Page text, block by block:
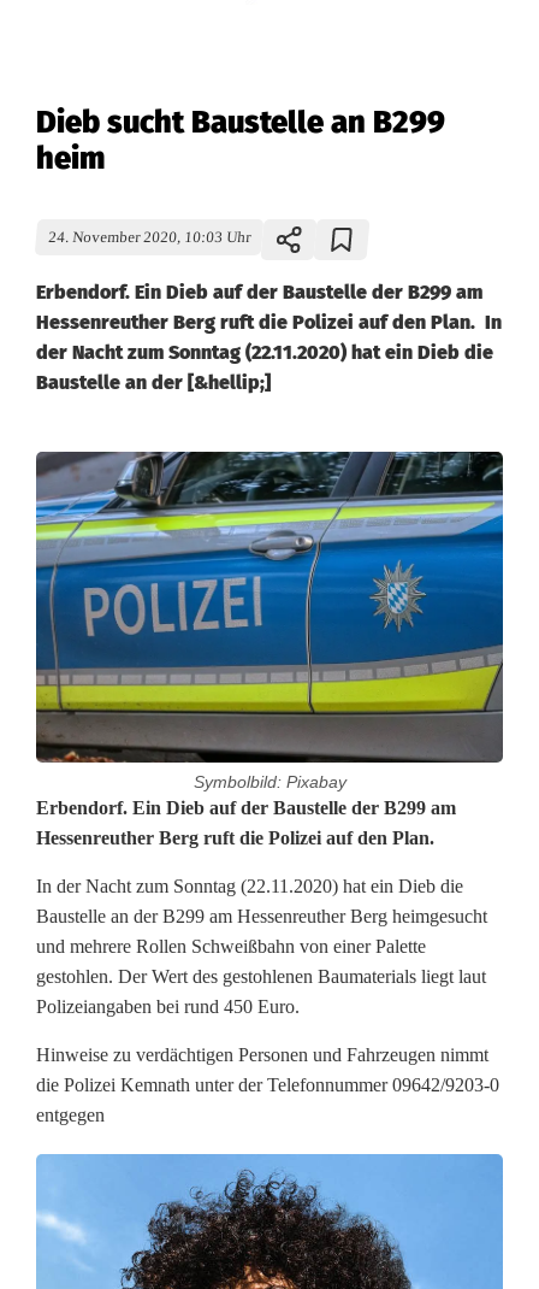
Dieb sucht Baustelle an B299
heim
24. November 2020, 10:03 Uhr
Erbendorf. Ein Dieb auf der Baustelle der B299 am
Hessenreuther Berg ruft die Polizei auf den Plan. In
der Nacht zum Sonntag (22.11.2020) hat ein Dieb die
Baustelle an der [&hellip;]
Symbolbild: Pixabay
D
e
b
s
u
c
B
Erbendorf. Ein Dieb auf der Baustelle der B299 am
Hessenreuther Berg ruft die Polizei auf den Plan.
In der Nacht zum Sonntag (22.11.2020) hat ein Dieb die
Baustelle an der B299 am Hessenreuther Berg heimgesucht
und mehrere Rollen Schweißbahn von einer Palette
gestohlen. Der Wert des gestohlenen Baumaterials liegt laut
Polizeiangaben bei rund 450 Euro.
Hinweise zu verdächtigen Personen und Fahrzeugen nimmt
die Polizei Kemnath unter der Telefonnummer 09642/9203-0
entgegen